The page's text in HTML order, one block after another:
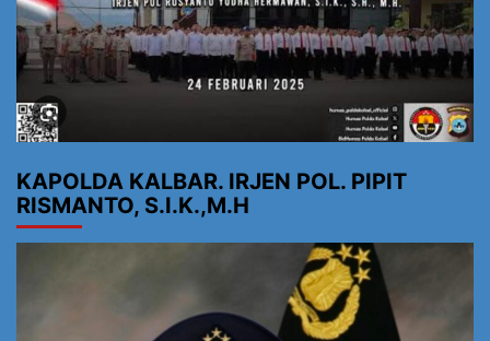
KAPOLDA KALBAR. IRJEN POL. PIPIT
RISMANTO, S.I.K.,M.H